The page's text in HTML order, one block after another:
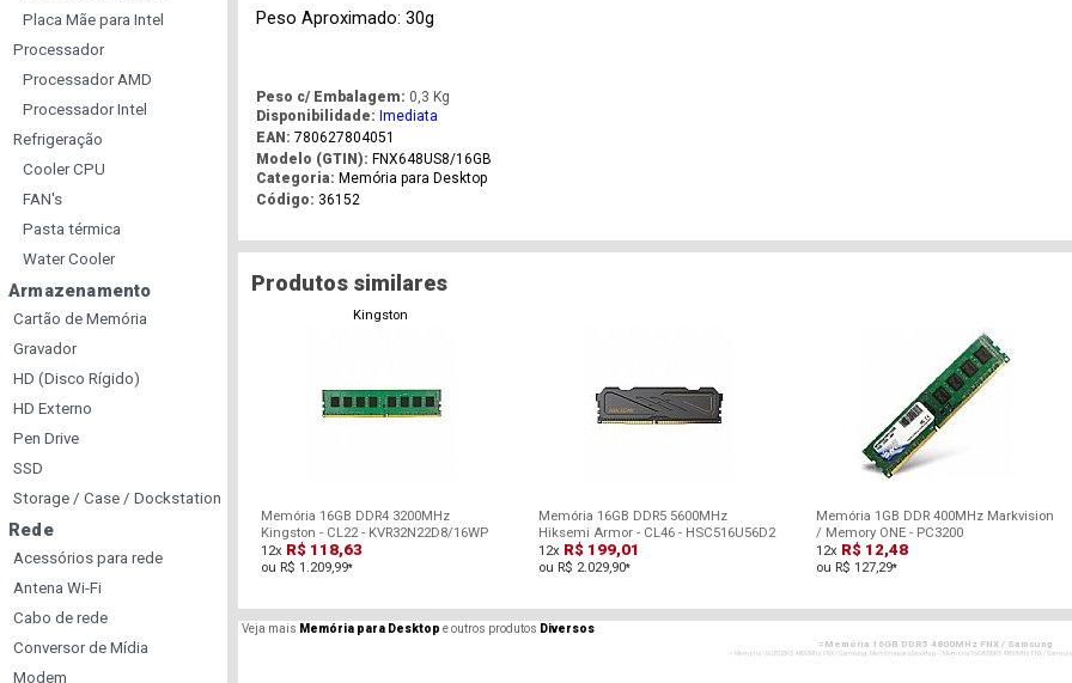
Placa Mãe para Intel
Processador
Processador AMD
Processador Intel
Refrigeração
Cooler CPU
FAN's
Pasta térmica
Water Cooler
Armazenamento
Cartão de Memória
Gravador
HD (Disco Rígido)
HD Externo
Pen Drive
SSD
Storage / Case / Dockstation
Rede
Acessórios para rede
Antena Wi-Fi
Cabo de rede
Conversor de Mídia
Modem
Peso Aproximado: 30g
Peso c/ Embalagem: 0,3 Kg
Disponibilidade: Imediata
EAN: 780627804051
Modelo (GTIN): FNX648US8/16GB
Categoria: Memória para Desktop
Código: 36152
Produtos similares
Kingston
Memória 16GB DDR4 3200MHz
Kingston - CL22 - KVR32N22D8/16WP
12x R$ 118,63
ou R$ 1.209,99*
Memória 16GB DDR5 5600MHz
Hiksemi Armor - CL46 - HSC516U56D2
12x R$ 199,01
ou R$ 2.029,90*
Memória 1GB DDR 400MHz Markvision
/ Memory ONE - PC3200
12x R$ 12,48
ou R$ 127,29*
Veja mais Memória para Desktop e outros produtos Diversos
=Memória 16GB DDR5 4800MHz FNX / Samsung
- = Memória 16GB DDR5 4800MHz FNX / Samsung , Memória para Desktop - / Memória 16GB DDR5 4800MHz FNX /